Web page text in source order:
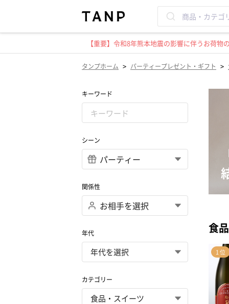
【重要】令和8年熊本地震の影響に伴うお荷
タンプホーム > パーティープレゼント・ギフト >
キーワード
シーン
関係性
年代
カテゴリー
食